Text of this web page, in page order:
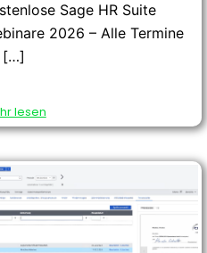
Sage HR Suite
2026 – Alle Termine
[…]
lesen